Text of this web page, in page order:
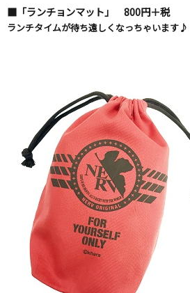
■「ランチョンマット」 800円＋税
ランチタイムが待ち遠しくなっちゃいます♪